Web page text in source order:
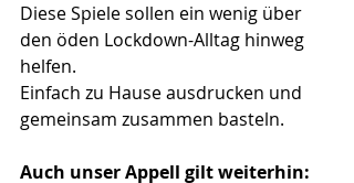
Diese Spiele sollen ein wenig über
den öden Lockdown-Alltag hinweg
helfen.
Einfach zu Hause ausdrucken und
gemeinsam zusammen basteln.
Auch unser Appell gilt weiterhin: